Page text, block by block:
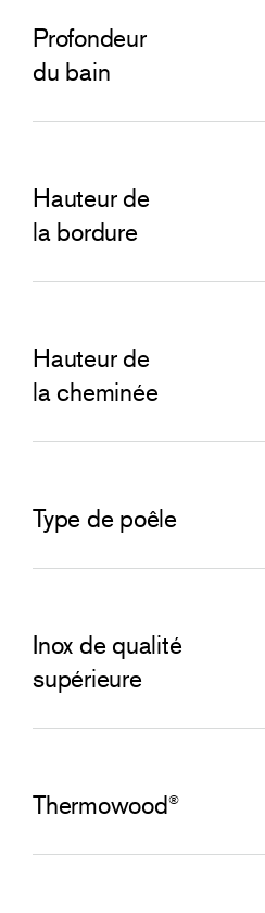
Profondeur
du bain
Hauteur de
la bordure
Hauteur de
la cheminée
Type de poêle
Inox de qualité
supérieure
Thermowood®